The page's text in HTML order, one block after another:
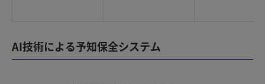
AI技術による予知保全システム